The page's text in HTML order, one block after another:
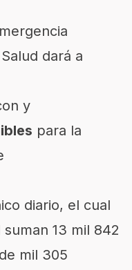
dará a
y
para la
diario, el cual
13 mil 842
mil 305